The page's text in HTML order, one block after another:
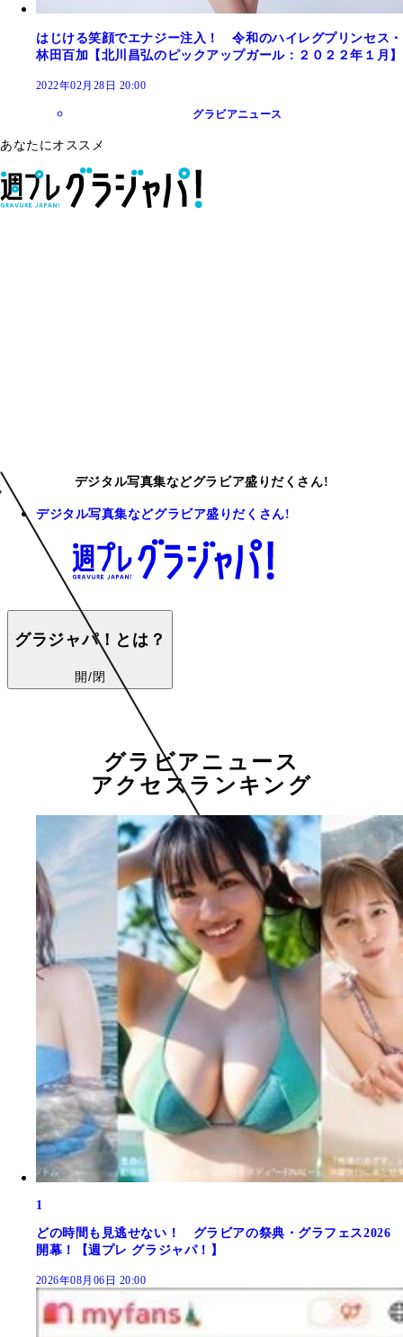
はじける笑顔でエナジー注入！ 令和のハイレグプリンセス・
林田百加【北川昌弘のピックアップガール：２０２２年１月】
2022年02月28日 20:00
グラビアニュース
あなたにオススメ
デジタル写真集などグラビア盛りだくさん!
デジタル写真集などグラビア盛りだくさん!
グラジャパ！とは？
開/閉
グラビアニュース
アクセスランキング
1
どの時間も見逃せない！ グラビアの祭典・グラフェス2026
開幕！【週プレ グラジャパ！】
2026年08月06日 20:00